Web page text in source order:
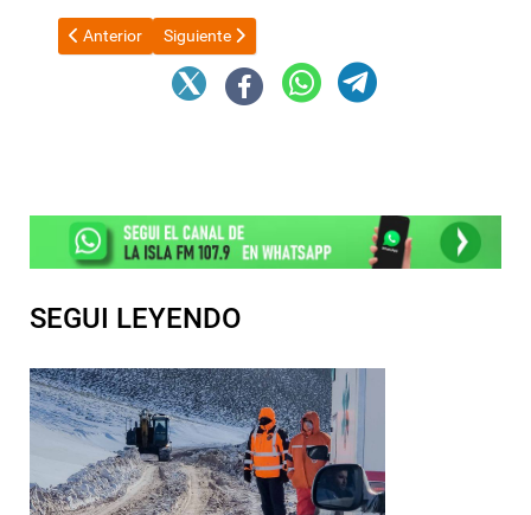
Artículo anterior: Construirán badén en Río Rincón
Anterior Artículo siguiente: El dólar oficial lleva seis
Siguiente
SEGUI LEYENDO